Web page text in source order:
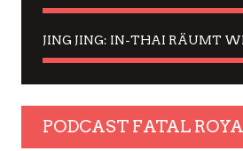
PODCAST FATAL